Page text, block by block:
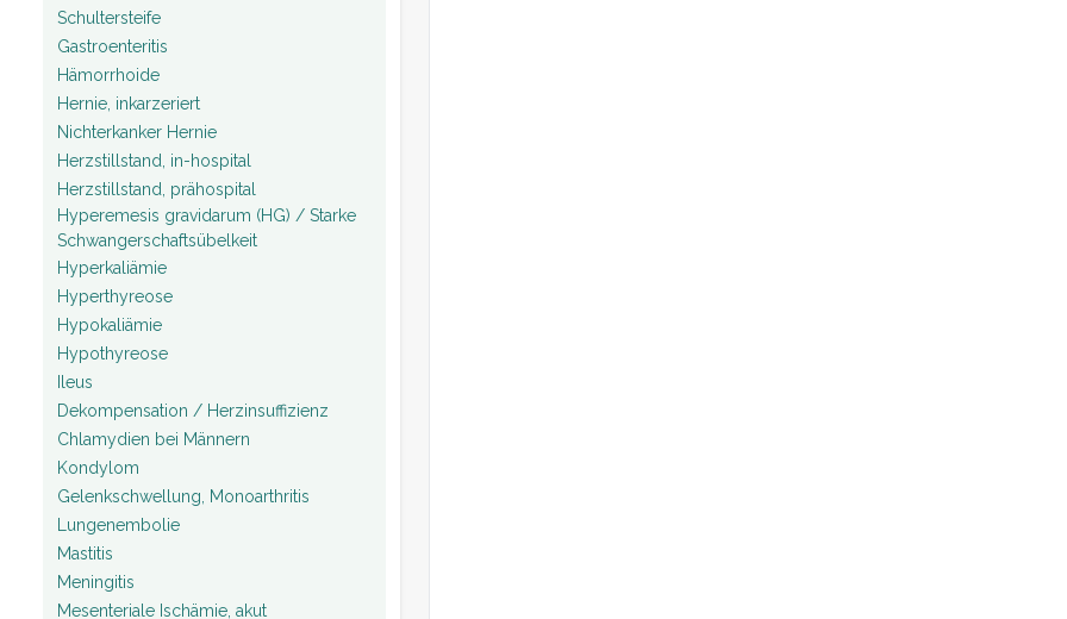
Schultersteife
Gastroenteritis
Hämorrhoide
Hernie, inkarzeriert
Nichterkanker Hernie
Herzstillstand, in-hospital
Herzstillstand, prähospital
Hyperemesis gravidarum (HG) / Starke
Schwangerschaftsübelkeit
Hyperkaliämie
Hyperthyreose
Hypokaliämie
Hypothyreose
Ileus
Dekompensation / Herzinsuffizienz
Chlamydien bei Männern
Kondylom
Gelenkschwellung, Monoarthritis
Lungenembolie
Mastitis
Meningitis
Mesenteriale Ischämie, akut